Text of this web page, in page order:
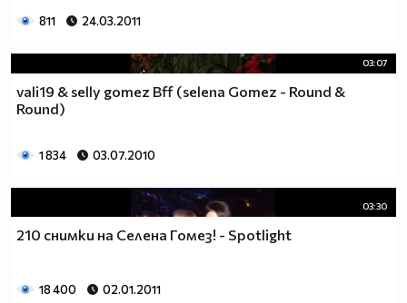
811 24.03.2011
03:07
vali19 & selly gomez Bff (selena Gomez - Round &
Round)
1 834 03.07.2010
03:30
210 снимки на Селена Гомез! - Spotlight
18 400 02.01.2011